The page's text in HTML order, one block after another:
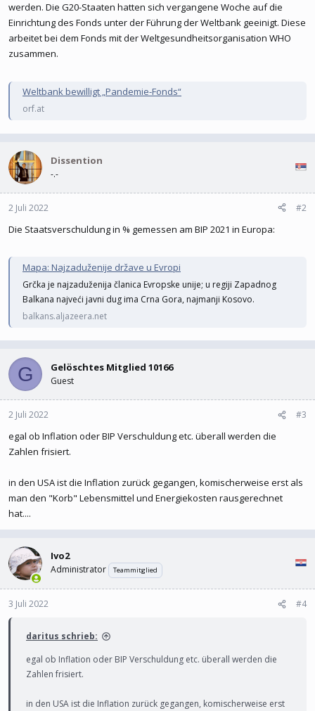
werden. Die G20-Staaten hatten sich vergangene Woche auf die
Einrichtung des Fonds unter der Führung der Weltbank geeinigt. Diese
arbeitet bei dem Fonds mit der Weltgesundheitsorganisation WHO
zusammen.
Weltbank bewilligt „Pandemie-Fonds“
orf.at
Dissention
-.-
2 Juli 2022 #2
Die Staatsverschuldung in % gemessen am BIP 2021 in Europa:
Mapa: Najzaduženije države u Evropi
Grčka je najzaduženija članica Evropske unije; u regiji Zapadnog
Balkana najveći javni dug ima Crna Gora, najmanji Kosovo.
balkans.aljazeera.net
G Gelöschtes Mitglied 10166
Guest
2 Juli 2022 #3
egal ob Inflation oder BIP Verschuldung etc. überall werden die
Zahlen frisiert.
in den USA ist die Inflation zurück gegangen, komischerweise erst als
man den "Korb" Lebensmittel und Energiekosten rausgerechnet
hat....
Ivo2
Administrator Teammitglied
3 Juli 2022 #4
daritus schrieb:
egal ob Inflation oder BIP Verschuldung etc. überall werden die
Zahlen frisiert.
in den USA ist die Inflation zurück gegangen, komischerweise erst